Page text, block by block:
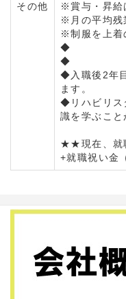
その他
※賞与・昇給
※月の平均残
※制服を上着
◆
◆
◆入職後2年
ます。
◆リハビリス
識を学ぶこと
★★現在、就
+就職祝い